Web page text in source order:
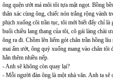
ông quện ướt má môi tôi tựa mật ngọt. Bồng
thân xác cùng ông, chiếc nón trắng rộng vành
phịch xuống cõi trần tục, tôi mới biết đấy chỉ là
buổi chiều lang thang của tôi, cô gái làng chài
ông ra đi. Chồm lên liếm gót chân trần hồng
mai ẩm ướt, ông quỳ xuống mang vào chân
hằn thêm nhiều nếp.
- Anh sẽ không còn quay lại?
- Mỗi người đàn ông là một nhà văn. Anh ta sẽ